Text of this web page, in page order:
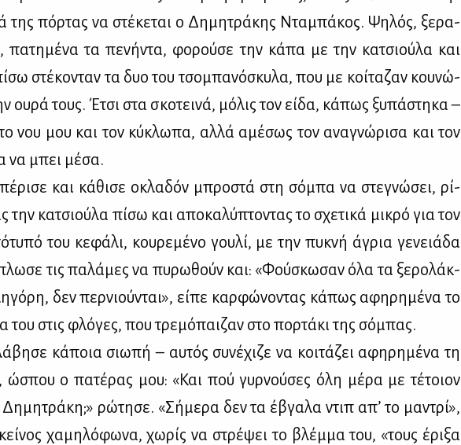
της πόρ­τας να στέ­κε­ται ο Δη­μη­τρά­κης Ντα­μπά­κος. Ψη­λός, ξε­ρα­
πα­τη­μέ­να τα πε­νή­ντα, φο­ρού­σε την κά­πα με την κα­τσιού­λα και
στέ­κο­νταν τα δυο του τσο­μπα­νό­σκυ­λα, που με κοί­τα­ζαν κου­νώ­
ου­ρά τους. Έτσι στα σκο­τει­νά, μό­λις τον εί­δα, κά­πως ξυ­πά­στη­κα –
νου μου και τον κύ­κλω­πα, αλ­λά αμέ­σως τον ανα­γνώ­ρι­σα και τον
να μπει μέ­σα.
και κά­θι­σε οκλα­δόν μπρο­στά στη σό­μπα να στε­γνώ­σει, ρί­
την κα­τσιού­λα πί­σω και απο­κα­λύ­πτο­ντας το σχε­τι­κά μι­κρό για τον
του κε­φά­λι, κου­ρε­μέ­νο γου­λί, με την πυ­κνή άγρια γε­νειά­δα
τις πα­λά­μες να πυ­ρω­θούν και: «Φού­σκω­σαν όλα τα ξε­ρο­λάκ­
δεν περ­νιού­νται», εί­πε καρ­φώ­νο­ντας κά­πως αφη­ρη­μέ­να το
του στις φλό­γες, που τρε­μό­παι­ζαν στο πορ­τά­κι της σό­μπας.
κά­ποια σιω­πή – αυ­τός συ­νέ­χι­ζε να κοι­τά­ζει αφη­ρη­μέ­να τη
ώσπου ο πα­τέ­ρας μου: «Και πού γυρ­νού­σες όλη μέ­ρα με τέ­τοιον
Δη­μη­τρά­κη;» ρώ­τη­σε. «Σή­με­ρα δεν τα έβγα­λα ντιπ απ’ το μα­ντρί»,
χα­μη­λό­φω­να, χω­ρίς να στρέ­ψει το βλέμ­μα του, «τους έρι­ξα